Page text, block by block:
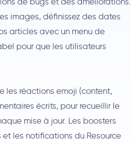
images, définissez des dates
articles avec un menu de
pour que les utilisateurs
les réactions emoji (content,
écrits, pour recueillir le
mise à jour. Les boosters
les notifications du Resource